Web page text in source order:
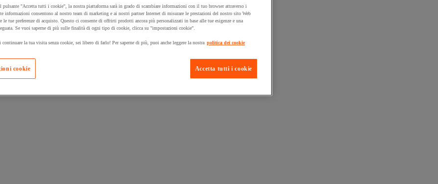
Manutan Expert
Prodotti in pronta consegna
pulsante "Accetta tutti i cookie", la nostra piattaforma sarà in grado di scambiare informazioni con il tuo browser attraverso i
informazioni consentono al nostro team di marketing e ai nostri partner Internet di misurare le prestazioni del nostro sito Web
le tue preferenze di acquisto. Questo ci consente di offrirti prodotti ancora più personalizzati in base alle tue esigenze e una
Se vuoi saperne di più sulle finalità di ogni tipo di cookie, clicca su "impostazioni cookie".
continuare la tua visita senza cookie, sei libero di farlo! Per saperne di più, puoi anche leggere la nostra politica dei cookie
Accetta tutti i cookie
cookie